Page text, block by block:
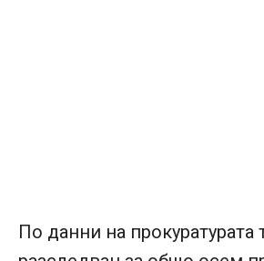
По данни на прокуратурата